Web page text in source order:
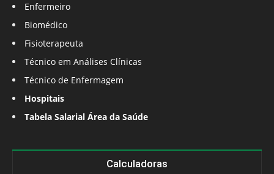
Enfermeiro
Biomédico
Fisioterapeuta
Técnico em Análises Clínicas
Técnico de Enfermagem
Hospitais
Tabela Salarial Área da Saúde
Calculadoras